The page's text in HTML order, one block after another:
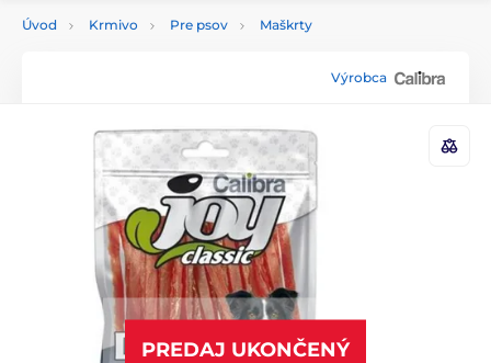
Úvod Krmivo Pre psov Maškrty
Výrobca
PREDAJ UKONČENÝ